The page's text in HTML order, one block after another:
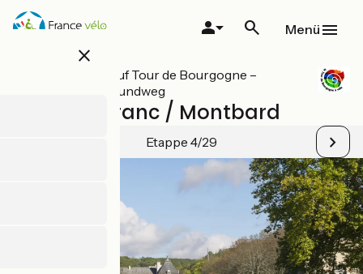
Direkt
zum
close
Menü
Alle Etappen auf Tour de Bourgogne –
Burgund-Radrundweg
Ancy-le-Franc / Montbard
Etappe 4/29